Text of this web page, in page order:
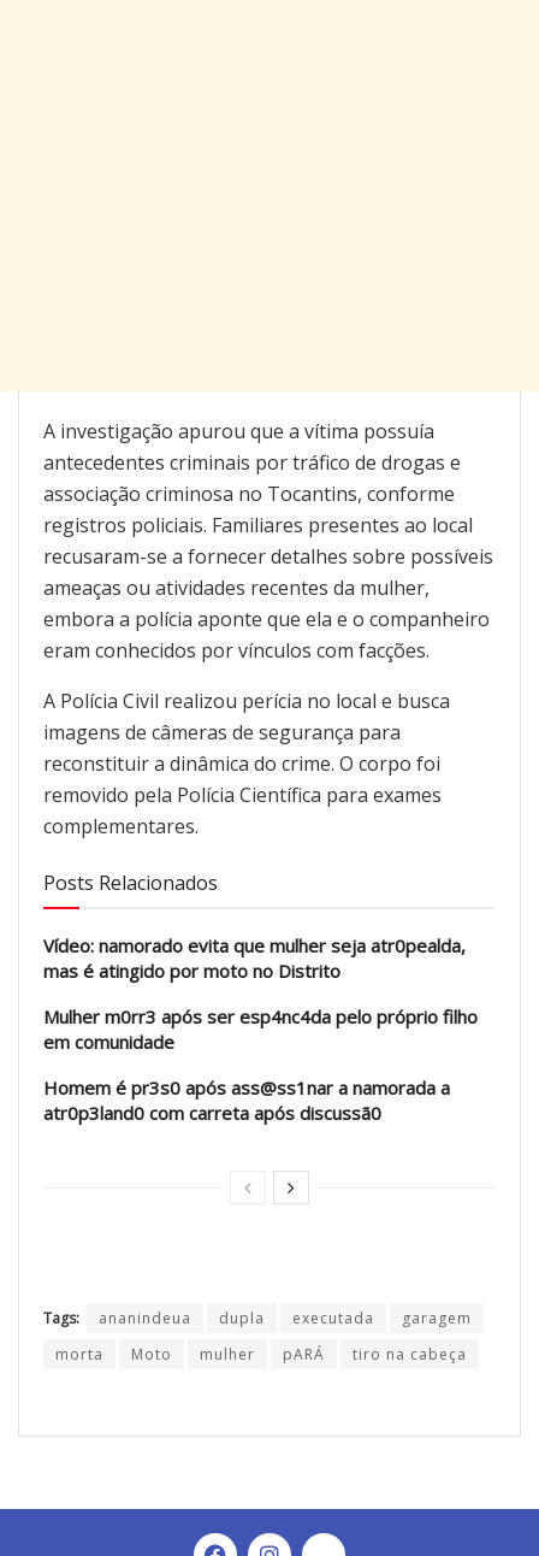
A investigação apurou que a vítima possuía
antecedentes criminais por tráfico de drogas e
associação criminosa no Tocantins, conforme
registros policiais. Familiares presentes ao local
recusaram-se a fornecer detalhes sobre possíveis
ameaças ou atividades recentes da mulher,
embora a polícia aponte que ela e o companheiro
eram conhecidos por vínculos com facções.
A Polícia Civil realizou perícia no local e busca
imagens de câmeras de segurança para
reconstituir a dinâmica do crime. O corpo foi
removido pela Polícia Científica para exames
complementares.
Posts Relacionados
Vídeo: namorado evita que mulher seja atr0pealda,
mas é atingido por moto no Distrito
Mulher m0rr3 após ser esp4nc4da pelo próprio filho
em comunidade
Homem é pr3s0 após ass@ss1nar a namorada a
atr0p3land0 com carreta após discussã0
Tags: ananindeua dupla executada
garagem
morta
Moto mulher pARÁ tiro na cabeça